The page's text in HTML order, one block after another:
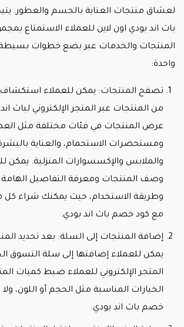
فرصة الحصول على عروض مجانية أو
شراء منتجات محددة. قد يتم تقديم
للمنتجات الجديدة أو إضافة منتجات
الشراء.
شحن مجاني: بعض الكوبونات توفر شحنًا
المنتجات المفضلة دون دفع تكاليف
فترة صلاحية: يجب أن يتم استخدام
فترة صلاحيتها المحددة. يجب على
تواريخ الصلاحية وشروط الاستخدام قبل
لضمان الحصول على العروض المطلوبة،
خصم باث اند بودي.
الحصول على الأكواد والكوبونات: يمكن
والكوبونات من خلال الاشتراك في النشرة
وركس أو زيارة المواقع الإلكترونية
العروض والكوبونات، مثل استعمال
بودي.
لعشاق منتجات العناية بالجسم والعطور. يتيح
باث اند بودي اون لاين للعملاء الاستمتاع
المنتجات والخدمات عبر بضع خطوات
واحدة:
تصفح المنتجات: يمكن للعملاء
من المنتجات عبر المتجر الإلكتروني لباث
عرض المنتجات في فئات مختلفة مثل
ومستحضرات الاستحمام، والعناية
والملابس والإكسسوارات المنزلية. يمكن
وصف المنتجات ومعرفة التفاصيل الهامة
وطريقة الاستخدام، حيث يمكنك شراء
مع كود خصم باث اند بودي.
إضافة المنتجات إلى السلة: بعد تحديد
يمكن للعملاء إضافتها إلى سلة التسوق
المتجر الإلكتروني للعملاء ضبط كميات
الخيارات المناسبة مثل الحجم أو اللون،
خصم باث اند بودي.